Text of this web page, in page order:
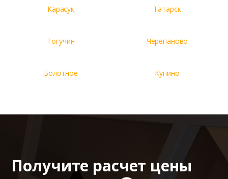
Карасук Татарск
Тогучин Черепаново
Болотное Купино
Получите расчет цены